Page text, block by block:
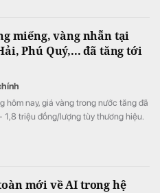
vị sự nghiệp.
miếng, vàng nhẫn tại
Phú Quý,... đã tăng tới
hôm nay, giá vàng trong nước tăng đã
1,8 triệu đồng/lượng tùy thương hiệu.
mới về AI trong hệ